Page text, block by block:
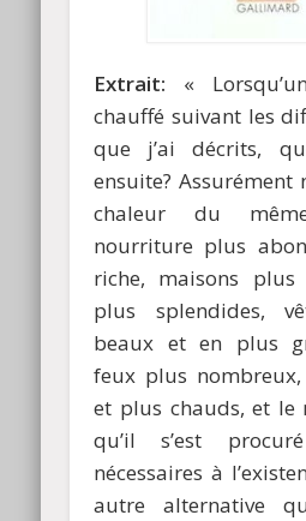
Extrait: «
chauffé suivant les
que j’ai décrits,
ensuite?
chaleur du
nourriture plus
riche, maisons plus
plus splendides,
beaux et en plus
feux plus
et plus chauds, et le
qu’il s’est
nécessaires à
autre alternative